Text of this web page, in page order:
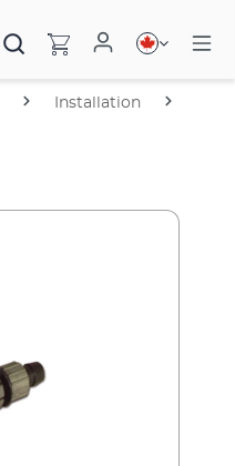
Installation